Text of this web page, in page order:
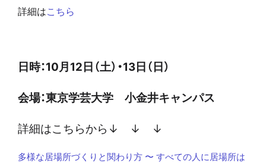
詳細はこちら
日時：10月12日（土）・13日（日）
会場：東京学芸大学 小金井キャンパス
詳細はこちらから↓ ↓ ↓
多様な居場所づくりと関わり方 〜 すべての人に居場所は